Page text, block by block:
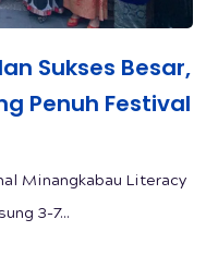
Sukses Besar,
Penuh Festival
Minangkabau Literacy
3-7...